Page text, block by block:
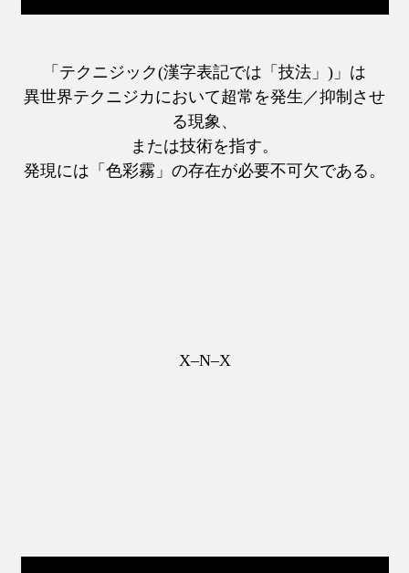
「テクニジック(漢字表記では「技法」)」は
異世界テクニジカにおいて超常を発生／抑制させ
る現象、
または技術を指す。
発現には「色彩霧」の存在が必要不可欠である。
X–N–X